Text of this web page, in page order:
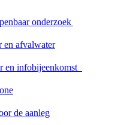
onderzoek
en afvalwater
en infobijeenkomst
de aanleg